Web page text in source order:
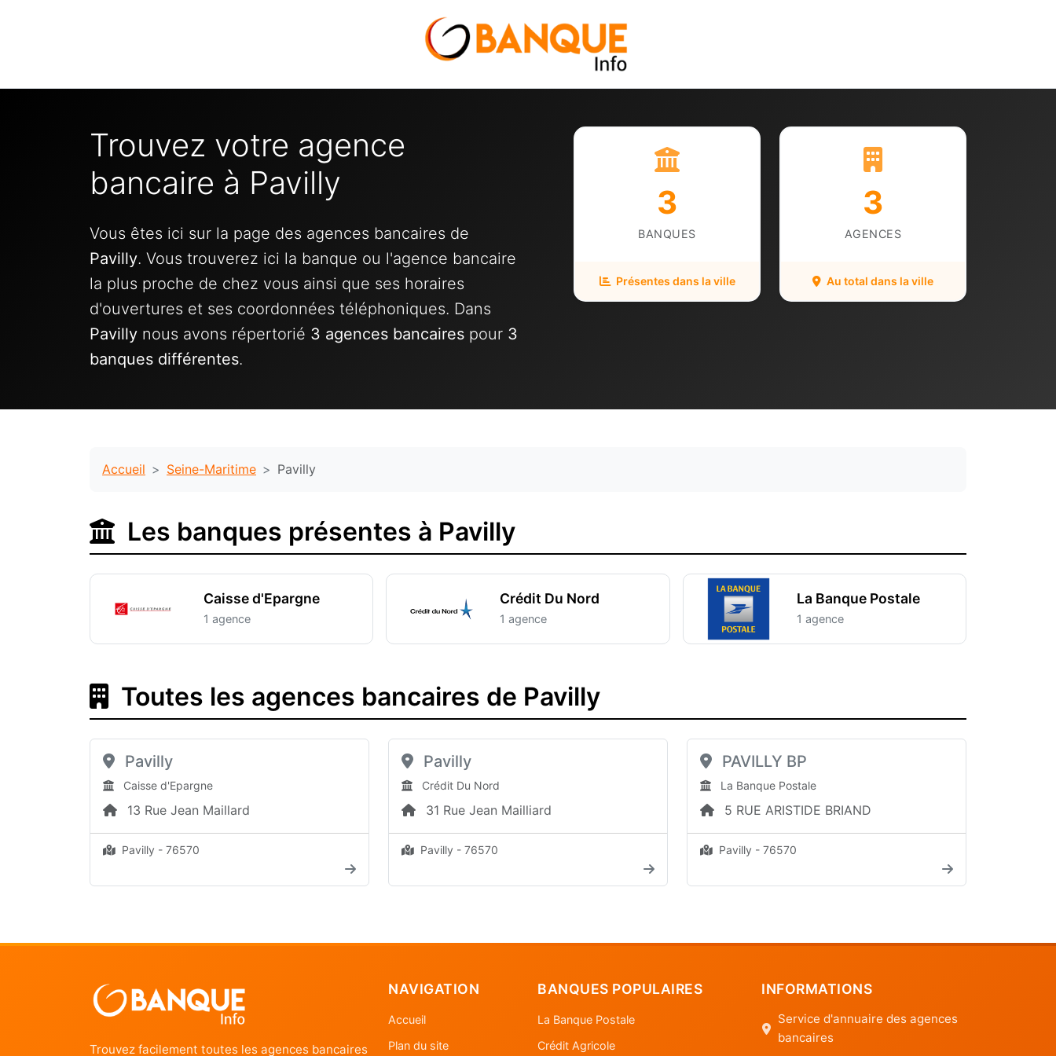
Trouvez votre agence
bancaire à Pavilly
Vous êtes ici sur la page des agences bancaires de
Pavilly. Vous trouverez ici la banque ou l'agence bancaire
la plus proche de chez vous ainsi que ses horaires
d'ouvertures et ses coordonnées téléphoniques. Dans
Pavilly nous avons répertorié 3 agences bancaires pour 3
banques différentes.
3
BANQUES
Présentes dans la ville
3
AGENCES
Au total dans la ville
Accueil Seine-Maritime Pavilly
Les banques présentes à Pavilly
Caisse d'Epargne
1 agence
Crédit Du Nord
1 agence
La Banque Postale
1 agence
Toutes les agences bancaires de Pavilly
Pavilly
Caisse d'Epargne
13 Rue Jean Maillard
Pavilly - 76570
Pavilly
Crédit Du Nord
31 Rue Jean Mailliard
Pavilly - 76570
PAVILLY BP
La Banque Postale
5 RUE ARISTIDE BRIAND
Pavilly - 76570
Trouvez facilement toutes les agences bancaires
NAVIGATION
Accueil
Plan du site
BANQUES POPULAIRES
La Banque Postale
Crédit Agricole
INFORMATIONS
Service d'annuaire des agences
bancaires